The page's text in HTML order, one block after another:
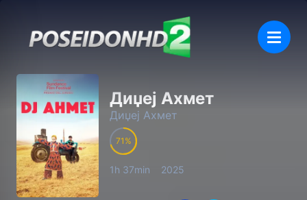
Диџеј Ахмет
Диџеј Ахмет
71
1h 37min 2025